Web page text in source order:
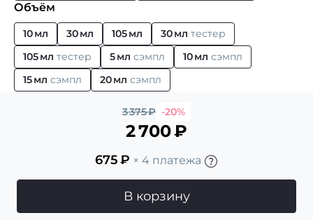
Объём
10 мл 30 мл 105 мл 30 мл тестер
105 мл тестер 5 мл сэмпл 10 мл сэмпл
15 мл сэмпл 20 мл сэмпл
3 375₽ -20%
2 700₽
675₽ × 4 платежа
В корзину